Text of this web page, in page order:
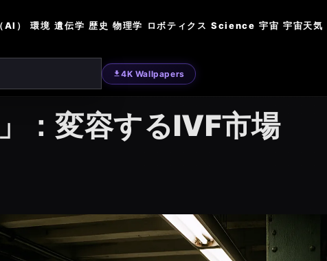
AI） 環境 遺伝学 歴史 物理学 ロボティクス Science 宇宙 宇宙天気
4K Wallpapers
：変容するIVF市場